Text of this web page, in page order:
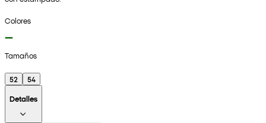
Colores
Tamaños
52
54
Detalles